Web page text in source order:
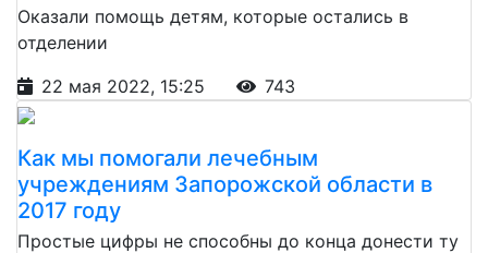
Оказали помощь детям, которые остались в
отделении
22 мая 2022, 15:25
743
Как мы помогали лечебным
учреждениям Запорожской области в
2017 году
Простые цифры не способны до конца донести ту